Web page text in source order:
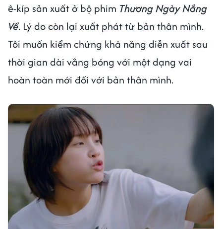
ê-kíp sản xuất ở bộ phim Thương Ngày Nắng
Về. Lý do còn lại xuất phát từ bản thân mình.
Tôi muốn kiểm chứng khả năng diễn xuất sau
thời gian dài vắng bóng với một dạng vai
hoàn toàn mới đối với bản thân mình.